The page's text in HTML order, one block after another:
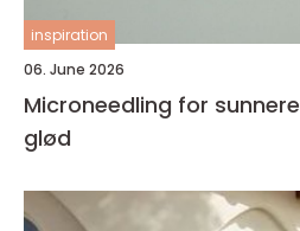
inspiration
06. June 2026
Microneedling for
glød